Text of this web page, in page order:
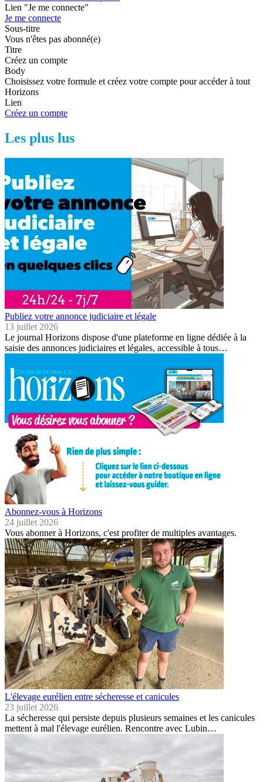
Lien "Je me connecte"
Je me connecte
Sous-titre
Vous n'êtes pas abonné(e)
Titre
Créez un compte
Body
Choisissez votre formule et créez votre compte pour accéder à tout
Horizons
Lien
Créez un compte
Les plus lus
Publiez votre annonce judiciaire et légale
13 juillet 2026
Le journal Horizons dispose d'une plateforme en ligne dédiée à la
saisie des annonces judiciaires et légales, accessible à tous…
Abonnez-vous à Horizons
24 juillet 2026
Vous abonner à Horizons, c'est profiter de multiples avantages.
L'élevage eurélien entre sécheresse et canicules
23 juillet 2026
La sécheresse qui persiste depuis plusieurs semaines et les canicules
mettent à mal l'élevage eurélien. Rencontre avec Lubin…